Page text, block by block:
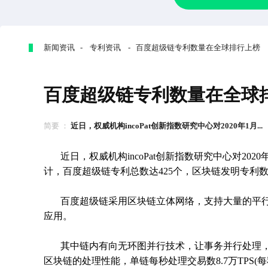
新闻资讯 - 专利资讯 - 百度超级链专利数量在全球排行上榜
百度超级链专利数量在全球
简要 ： 近日，权威机构incoPat创新指数研究中心对2020年1月...
近日，权威机构incoPat创新指数研究中心对
计，百度超级链专利总数达425个，区块链发明专利
百度超级链采用区块链立体网络，支持大量的平
应用。
其中链内有向无环图并行技术，让事务并行处理
区块链的处理性能，单链每秒处理交易数8.7万TPS(